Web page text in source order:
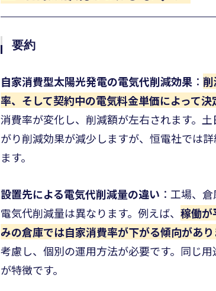
要約
自家消費型太陽光発電の電気代削減効果 ：
率、そして契約中の電気料金単価によって決
消費率が変化し、削減額が左右されます。
がり削減効果が減少しますが、恒電社では
ます。
設置先による電気代削減量の違い ：工場、
電気代削減量は異なります。例えば、 稼働が
みの倉庫では自家消費率が下がる傾向があり
考慮し、個別の運用方法が必要です。同じ
が特徴です。